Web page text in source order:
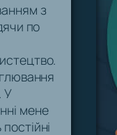
з
по
У
мене